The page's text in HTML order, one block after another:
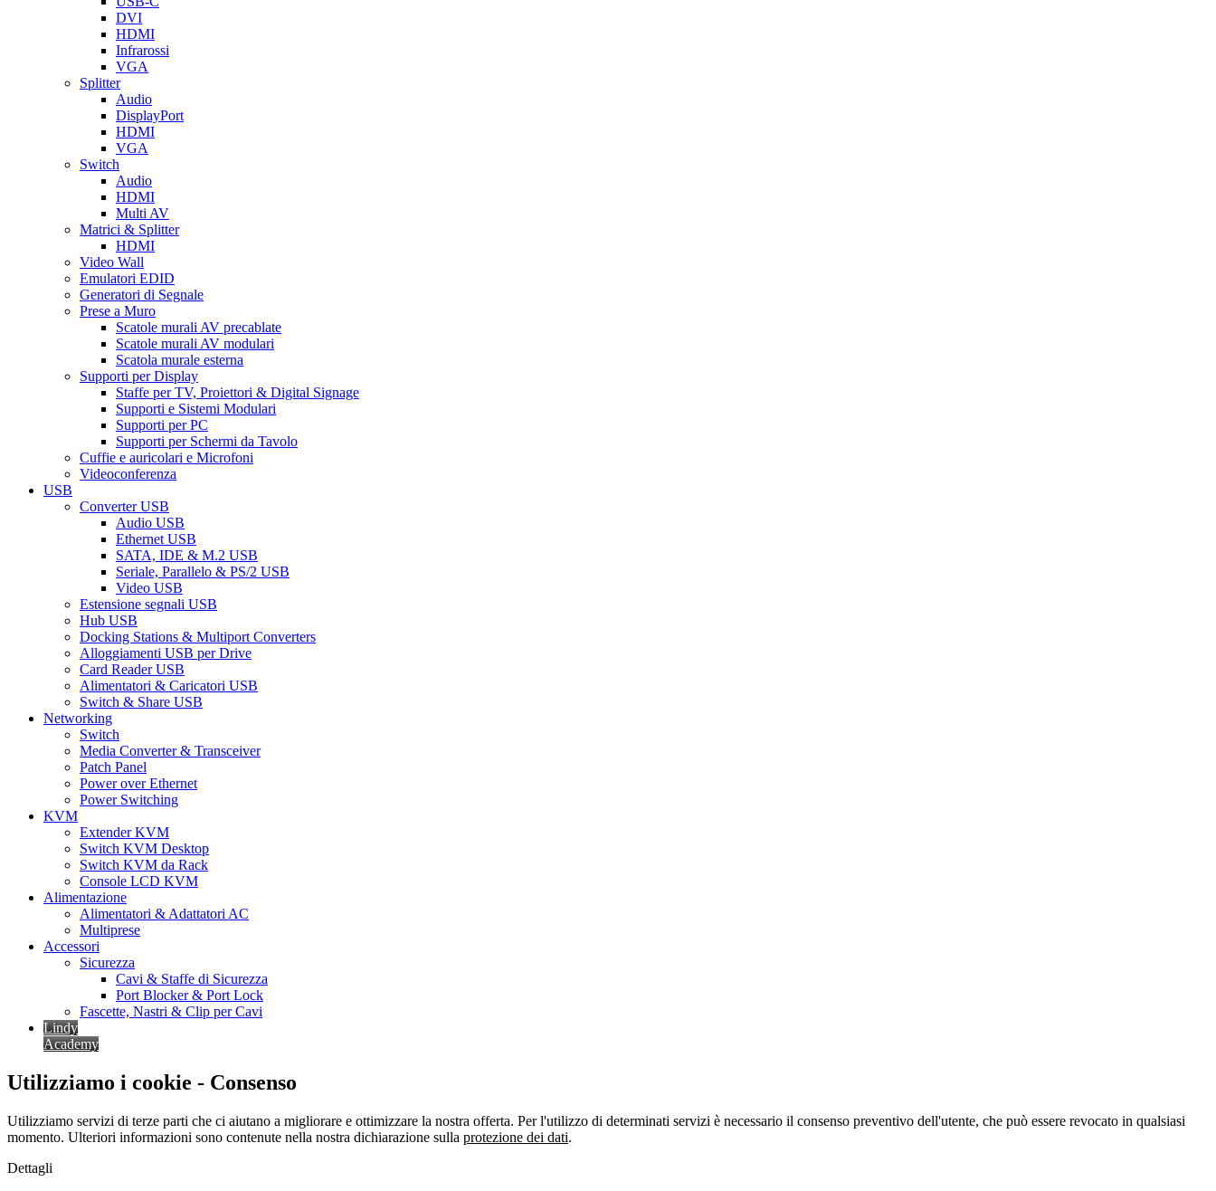
DVI
HDMI
Infrarossi
VGA
Splitter
Audio
DisplayPort
HDMI
VGA
Switch
Audio
HDMI
Multi AV
Matrici & Splitter
HDMI
Video Wall
Emulatori EDID
Generatori di Segnale
Prese a Muro
Scatole murali AV precablate
Scatole murali AV modulari
Scatola murale esterna
Supporti per Display
Staffe per TV, Proiettori & Digital Signage
Supporti e Sistemi Modulari
Supporti per PC
Supporti per Schermi da Tavolo
Cuffie e auricolari e Microfoni
Videoconferenza
USB
Converter USB
Audio USB
Ethernet USB
SATA, IDE & M.2 USB
Seriale, Parallelo & PS/2 USB
Video USB
Estensione segnali USB
Hub USB
Docking Stations & Multiport Converters
Alloggiamenti USB per Drive
Card Reader USB
Alimentatori & Caricatori USB
Switch & Share USB
Networking
Switch
Media Converter & Transceiver
Patch Panel
Power over Ethernet
Power Switching
KVM
Extender KVM
Switch KVM Desktop
Switch KVM da Rack
Console LCD KVM
Alimentazione
Alimentatori & Adattatori AC
Multiprese
Accessori
Sicurezza
Cavi & Staffe di Sicurezza
Port Blocker & Port Lock
Fascette, Nastri & Clip per Cavi
Lindy
Academy
Utilizziamo i cookie - Consenso
Utilizziamo servizi di terze parti che ci aiutano a migliorare e ottimizzare la nostra offerta. Per l'utilizzo di determinati servizi è necessario il consenso preventivo dell'utente, che può essere revocato in qualsiasi
momento. Ulteriori informazioni sono contenute nella nostra dichiarazione sulla protezione dei dati.
Dettagli